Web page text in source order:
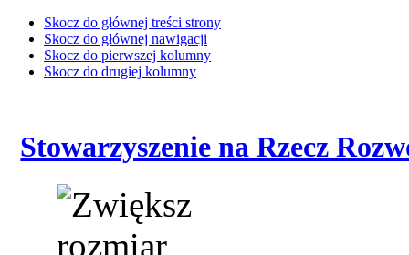
Skocz do głównej treści strony
Skocz do głównej nawigacji
Skocz do pierwszej kolumny
Skocz do drugiej kolumny
Stowarzyszenie na Rzecz